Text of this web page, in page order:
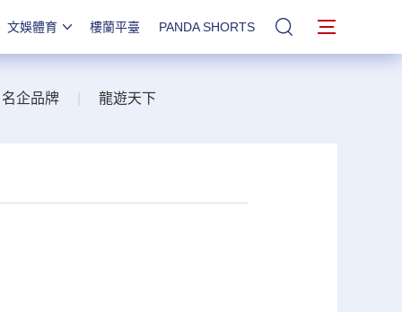
文娛體育 樓蘭平臺 PANDA SHORTS 站內搜索
名企品牌 龍遊天下